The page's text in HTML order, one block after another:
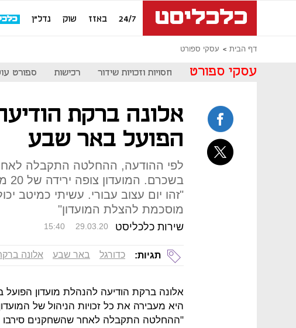
24/7 באזז שוק נדל"ן
דף הבית עסקי ספורט
עסקי ספורט חסויות וזכויות שידור רכישות ספורט
אלונה ברקת
הפועל באר שבע
לפי ההודעה, ההחלטה התקבלה
"זהו יום עצוב עבורי. עשיתי כמיטב
מוסכמת להצלת המועדון"
שירות כלכליסט 15:40 29.03.20
תגיות: כדורגל באר שבע אלונה
אלונה ברקת הודיעה להנהלת מועדון
היא מעבירה את כל זכויות הניהול של
"ההחלטה התקבלה לאחר שהשחקנים